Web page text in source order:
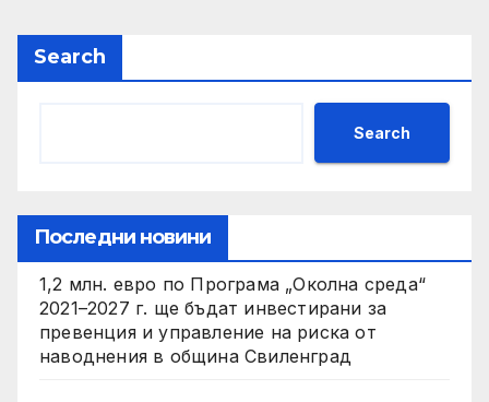
Search
Search
Последни новини
1,2 млн. евро по Програма „Околна среда“
2021–2027 г. ще бъдат инвестирани за
превенция и управление на риска от
наводнения в община Свиленград